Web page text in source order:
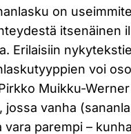
on
itsenäinen
Erilaisiin
voi
Muikku-
jossa vanha
vara parempi –